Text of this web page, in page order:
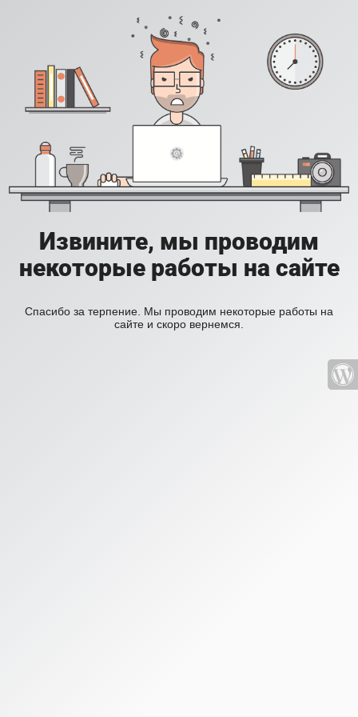
Извините, мы проводим
некоторые работы на сайте
Спасибо за терпение. Мы проводим некоторые работы на
сайте и скоро вернемся.